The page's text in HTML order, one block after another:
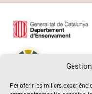
Per oferir les millors